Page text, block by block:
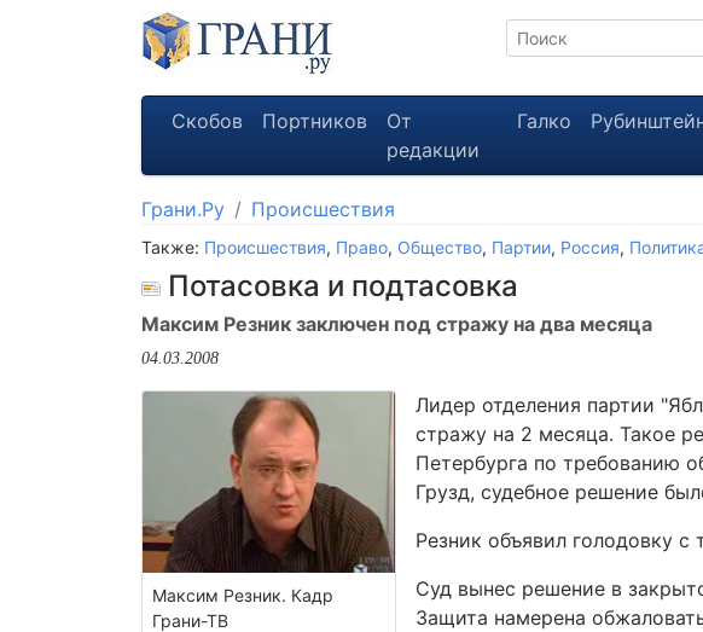
Скобов Портников
От
редакции
Галко
Грани.Ру Происшествия
Также: Происшествия, Право, Общество, Партии, Россия,
Потасовка и подтасовка
Максим Резник заключен под стражу на два месяца
04.03.2008
Максим Резник. Кадр
Грани-ТВ
Лидер отделения партии
стражу на 2 месяца. Такое
Петербурга по требованию
Грузд, судебное решение
Резник объявил голодовку с
Суд вынес решение в
Защита намерена